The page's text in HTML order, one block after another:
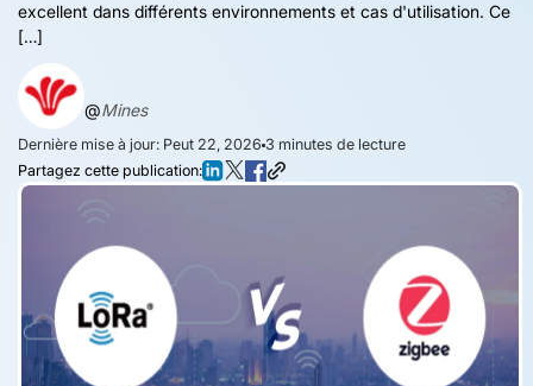
excellent dans différents environnements et cas d'utilisation. Ce
[…]
@Mines
Dernière mise à jour: Peut 22, 2026 3 minutes de lecture
Partagez cette publication: